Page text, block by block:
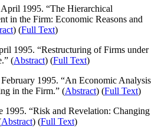
April 1995. “The Hierarchical
in the Firm: Economic Reasons and
) (Full Text)
1995. “Restructuring of Firms under
(Abstract) (Full Text)
February 1995. “An Economic Analysis
in the Firm.” (Abstract) (Full Text)
1995. “Risk and Revelation: Changing
Abstract) (Full Text)